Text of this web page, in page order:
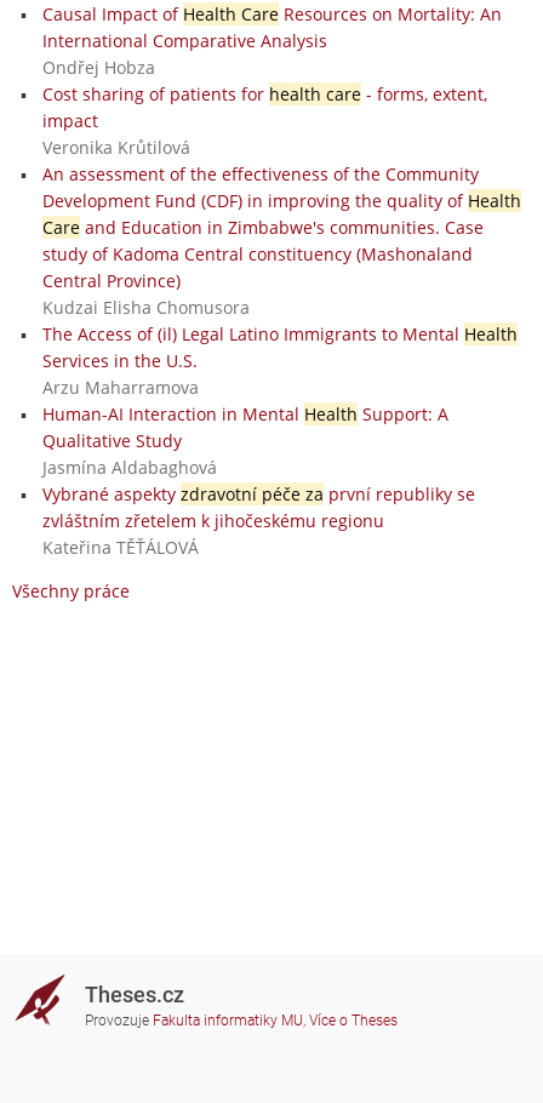
Causal Impact of Health CareResources on Mortality: An
International Comparative Analysis
Ondřej Hobza
Cost sharing of patients for health care- forms, extent,
impact
Veronika Krůtilová
An assessment of the effectiveness of the Community
Development Fund (CDF) in improving the quality of Health
Careand Education in Zimbabwe's communities. Case
study of Kadoma Central constituency (Mashonaland
Central Province)
Kudzai Elisha Chomusora
The Access of (il) Legal Latino Immigrants to Mental Health
Services in the U.S.
Arzu Maharramova
Human-AI Interaction in Mental Health Support: A
Qualitative Study
Jasmína Aldabaghová
Vybrané aspekty zdravotní péče za první republiky se
zvláštním zřetelem k jihočeskému regionu
Kateřina TĚŤÁLOVÁ
Všechny práce
Theses.cz
Provozuje Fakulta informatiky MU, Více o Theses